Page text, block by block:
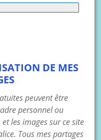
DE MES
peuvent être
personnel ou
les images sur ce site
Tous mes partages